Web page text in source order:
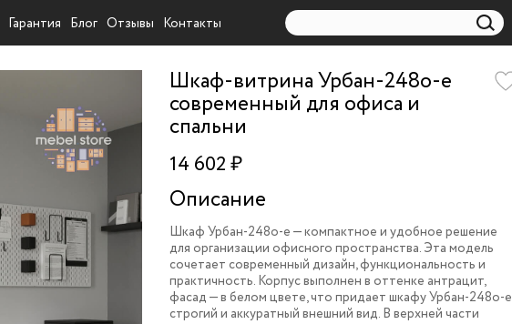
Гарантия Блог Отзывы Контакты
Шкаф-витрина Урбан-248o-e
современный для офиса и
спальни
14 602 ₽
Описание
Шкаф Урбан-248o-e — компактное и удобное решение
для организации офисного пространства. Эта модель
сочетает современный дизайн, функциональность и
практичность. Корпус выполнен в оттенке антрацит,
фасад — в белом цвете, что придает шкафу Урбан-248o-e
строгий и аккуратный внешний вид. В верхней части